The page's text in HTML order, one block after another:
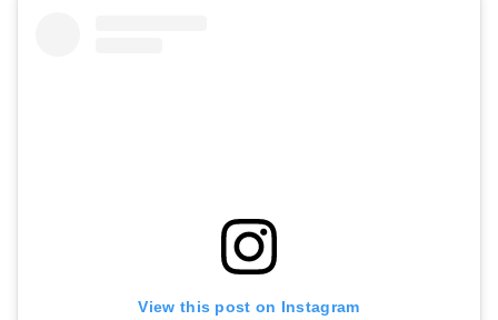
View this post on Instagram